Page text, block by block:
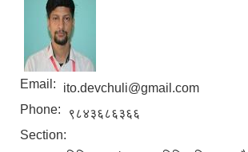
Email:
ito.devchuli@gmail.com
Phone:
९८४३६८६३६६
Section: